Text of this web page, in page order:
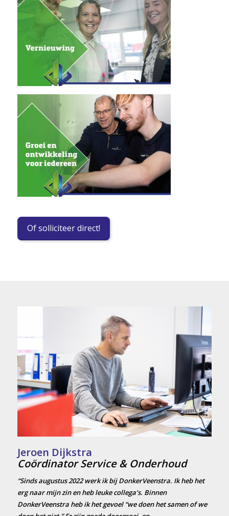
Of solliciteer direct!
Jeroen Dijkstra
Coördinator Service & Onderhoud
“Sinds augustus 2022 werk ik bij DonkerVeenstra. Ik heb het
erg naar mijn zin en heb leuke collega’s. Binnen
DonkerVeenstra heb ik het gevoel “we doen het samen of we